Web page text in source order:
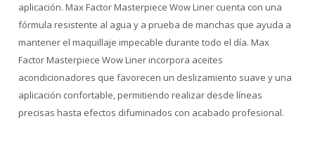
aplicación. Max Factor Masterpiece Wow Liner cuenta con una
fórmula resistente al agua y a prueba de manchas que ayuda a
mantener el maquillaje impecable durante todo el día. Max
Factor Masterpiece Wow Liner incorpora aceites
acondicionadores que favorecen un deslizamiento suave y una
aplicación confortable, permitiendo realizar desde líneas
precisas hasta efectos difuminados con acabado profesional.